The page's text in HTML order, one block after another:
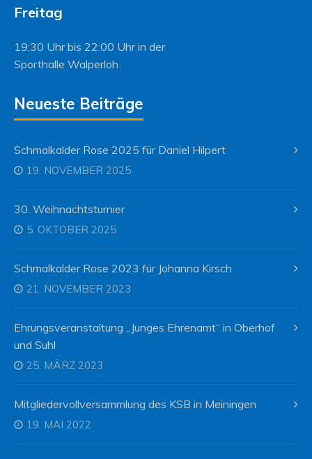
Freitag
19:30 Uhr bis 22:00 Uhr in der
Sporthalle Walperloh
Neueste Beiträge
Schmalkalder Rose 2025 für Daniel Hilpert
19. NOVEMBER 2025
30. Weihnachtsturnier
5. OKTOBER 2025
Schmalkalder Rose 2023 für Johanna Kirsch
21. NOVEMBER 2023
Ehrungsveranstaltung „Junges Ehrenamt“ in Oberhof
und Suhl
25. MÄRZ 2023
Mitgliedervollversammlung des KSB in Meiningen
19. MAI 2022